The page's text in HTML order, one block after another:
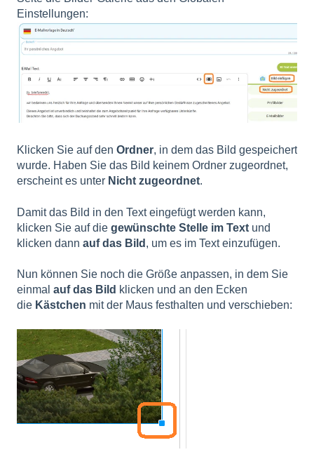
Einstellungen:
Klicken Sie auf den Ordner, in dem das Bild gespeichert
wurde. Haben Sie das Bild keinem Ordner zugeordnet,
erscheint es unter Nicht zugeordnet.
Damit das Bild in den Text eingefügt werden kann,
klicken Sie auf die gewünschte Stelle im Text und
klicken dann auf das Bild , um es im Text einzufügen.
Nun können Sie noch die Größe anpassen, in dem Sie
einmal auf das Bild klicken und an den Ecken
die Kästchen mit der Maus festhalten und verschieben: